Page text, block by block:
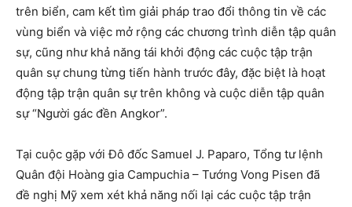
trên biển, cam kết tìm giải pháp trao đổi thông tin về các
vùng biển và việc mở rộng các chương trình diễn tập quân
sự, cũng như khả năng tái khởi động các cuộc tập trận
quân sự chung từng tiến hành trước đây, đặc biệt là hoạt
động tập trận quân sự trên không và cuộc diễn tập quân
sự “Người gác đền Angkor”.
Tại cuộc gặp với Đô đốc Samuel J. Paparo, Tổng tư lệnh
Quân đội Hoàng gia Campuchia – Tướng Vong Pisen đã
đề nghị Mỹ xem xét khả năng nối lại các cuộc tập trận